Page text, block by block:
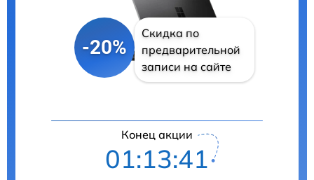
-20%
Скидка по
предварительной
записи на сайте
Конец акции
01:13:41